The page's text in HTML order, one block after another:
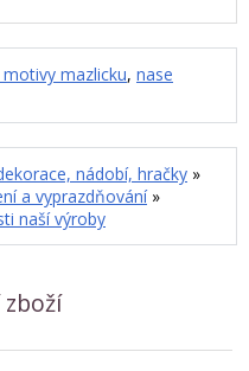
mazlicku, nase
nádobí, hračky »
a vyprazdňování»
naší výroby